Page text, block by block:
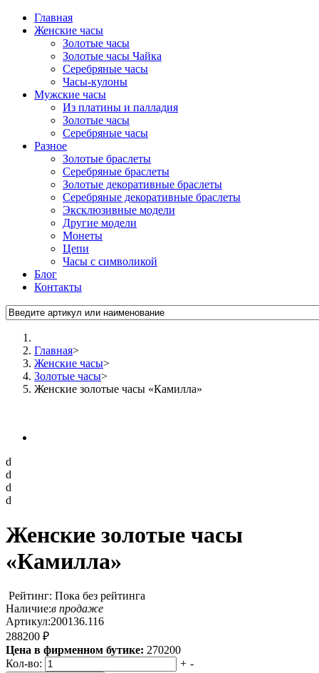
Главная
Женские часы
Золотые часы
Золотые часы Чайка
Серебряные часы
Часы-кулоны
Мужские часы
Из платины и палладия
Золотые часы
Серебряные часы
Разное
Золотые браслеты
Серебряные браслеты
Золотые декоративные браслеты
Серебряные декоративные браслеты
Эксклюзивные модели
Другие модели
Монеты
Цепи
Часы с символикой
Блог
Контакты
Главная>
Женские часы>
Золотые часы>
Женские золотые часы «Камилла»
d
d
d
d
Женские золотые часы
«Камилла»
Рейтинг: Пока без рейтинга
Наличие:в продаже
Артикул:200136.116
288200 ₽
Цена в фирменном бутике: 270200
Кол-во:
+ -